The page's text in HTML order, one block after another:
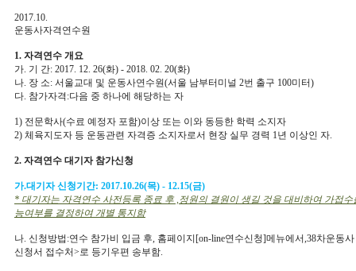
2017.10.
운동사자격연수원
1. 자격연수 개요
가. 기 간: 2017. 12. 26(화) - 2018. 02. 20(화)
나. 장 소: 서울교대 및 운동사연수원(서울 남부터미널 2번 출구 100미터)
다. 참가자격: 다음 중 하나에 해당하는 자
1) 전문학사(수료 예정자 포함)이상 또는 이와 동등한 학력 소지자
2) 체육지도자 등 운동관련 자격증 소지자로서 현장 실무 경력 1년 이상인 자.
2. 자격연수 대기자 참가신청
가. 대기자 신청기간: 2017.10.26(목) - 12.15(금)
* 대기자는 자격연수 사전등록 종료 후 ,정원의 결원이 생길 것을 대비하여 가접
능여부를 결정하여 개별 통지함
나. 신청방법: 연수 참가비 입금 후, 홈페이지[on-line 연수신청]메뉴에서, 38차운
신청서 접수처>로 등기우편 송부함.